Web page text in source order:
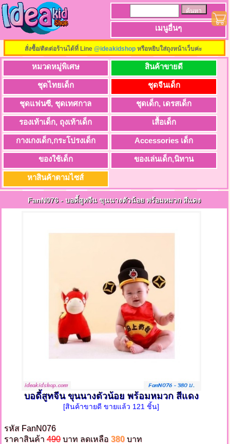
เมนูอื่นๆ
สั่งซื้อ/ติดต่อร้านได้ที่ Line @ideakidshopหรือหยิบใส่ถุงหน้าเว็บค่ะ
หมวดหมู่พิเศษ สินค้าขายดี
ชุดไทยเด็ก ชุดจีนเด็ก
ชุดแฟนซี, ชุดเทศกาล ชุดเด็ก, เดรสเด็ก
รองเท้าเด็ก, ถุงเท้าเด็ก เสื้อเด็ก
กางเกงเด็ก,กระโปรงเด็ก Accessories เด็ก
ของใช้เด็ก ของเล่นเด็ก,นิทาน
หาสินค้าตามไซส์
FanN076-บอดี้สูทจีน ขุนนางตัวน้อย พร้อมหมวก สีแดง
บอดี้สูทจีน ขุนนางตัวน้อย พร้อมหมวก สีแดง
[สินค้าขายดี ขายแล้ว 121 ชิ้น]
รหัส FanN076
ราคาสินค้า 490บาท ลดเหลือ 380 บาท